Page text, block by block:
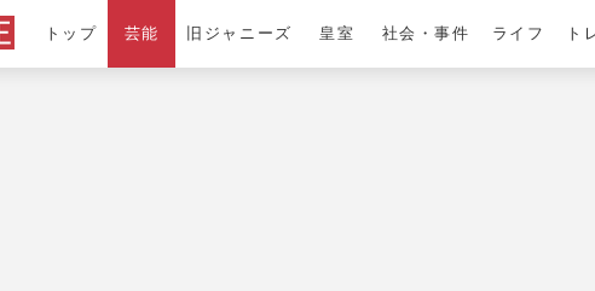
トップ 芸能 旧ジャニーズ 皇室 社会・事件 ライフ ト